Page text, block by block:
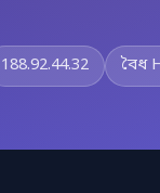
188.92.44.32 বৈধ